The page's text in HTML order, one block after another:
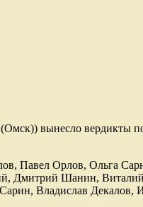
вынесло вердикты
Павел Орлов, Ольга
Дмитрий Шанин,
Владислав Декалов,